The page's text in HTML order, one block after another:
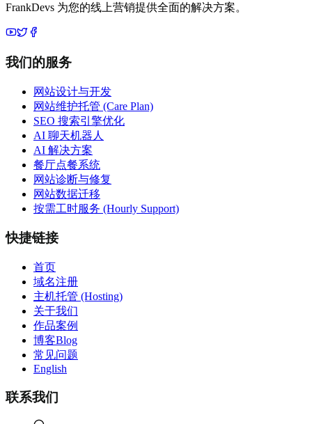
FrankDevs 为您的线上营销提供全面的解决方案。
我们的服务
网站设计与开发
网站维护托管 (Care Plan)
SEO 搜索引擎优化
AI 聊天机器人
AI 解决方案
餐厅点餐系统
网站诊断与修复
网站数据迁移
按需工时服务 (Hourly Support)
快捷链接
首页
域名注册
主机托管 (Hosting)
关于我们
作品案例
博客Blog
常见问题
English
联系我们